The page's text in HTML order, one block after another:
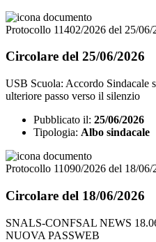
Protocollo 11402/2026 del 25/06/
Circolare del 25/06/2026
USB Scuola: Accordo Sindacale
ulteriore passo verso il silenzio
Pubblicato il: 25/06/2026
Tipologia: Albo sindacale
Protocollo 11090/2026 del 18/06/
Circolare del 18/06/2026
SNALS-CONFSAL NEWS
NUOVA PASSWEB